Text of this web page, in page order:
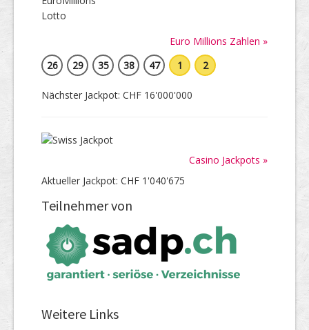
Euro Millions Zahlen »
26
29 35 38 47 1 2
Nächster Jackpot: CHF 16'000'000
Casino Jackpots »
Aktueller Jackpot: CHF 1'040'675
Teilnehmer von
Weitere Links